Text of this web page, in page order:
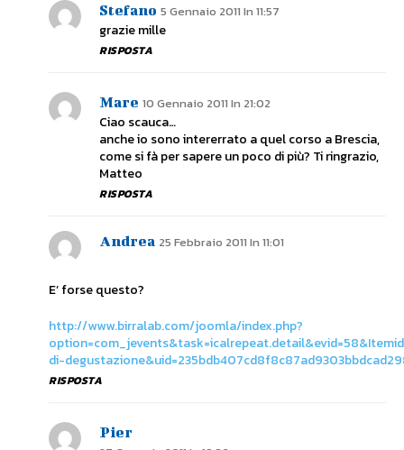
Stefano 5 Gennaio 2011 In 11:57
grazie mille
RISPOSTA
Mare 10 Gennaio 2011 In 21:02
Ciao scauca…
anche io sono intererrato a quel corso a Brescia,
come si fà per sapere un poco di più? Ti ringrazio,
Matteo
RISPOSTA
Andrea 25 Febbraio 2011 In 11:01
E’ forse questo?
http://www.birralab.com/joomla/index.php?
di-
RISPOSTA
Pier